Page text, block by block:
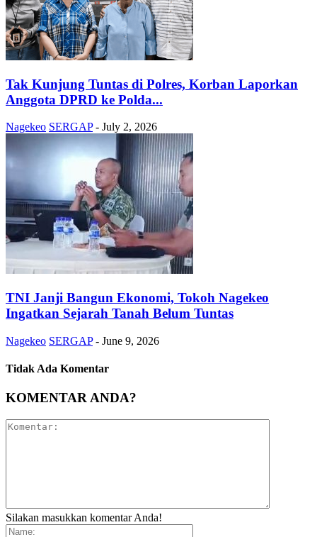
Tak Kunjung Tuntas di Polres, Korban Laporkan
Anggota DPRD ke Polda...
Nagekeo SERGAP - July 2, 2026
TNI Janji Bangun Ekonomi, Tokoh Nagekeo
Ingatkan Sejarah Tanah Belum Tuntas
Nagekeo SERGAP - June 9, 2026
Tidak Ada Komentar
KOMENTAR ANDA?
Silakan masukkan komentar Anda!